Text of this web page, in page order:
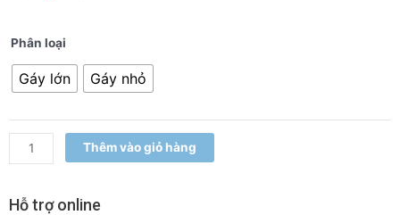
Phân loại
Gáy lớn Gáy nhỏ
Bìa
A4
nhỏ
/
số
Thêm vào giỏ hàng
Hỗ trợ online